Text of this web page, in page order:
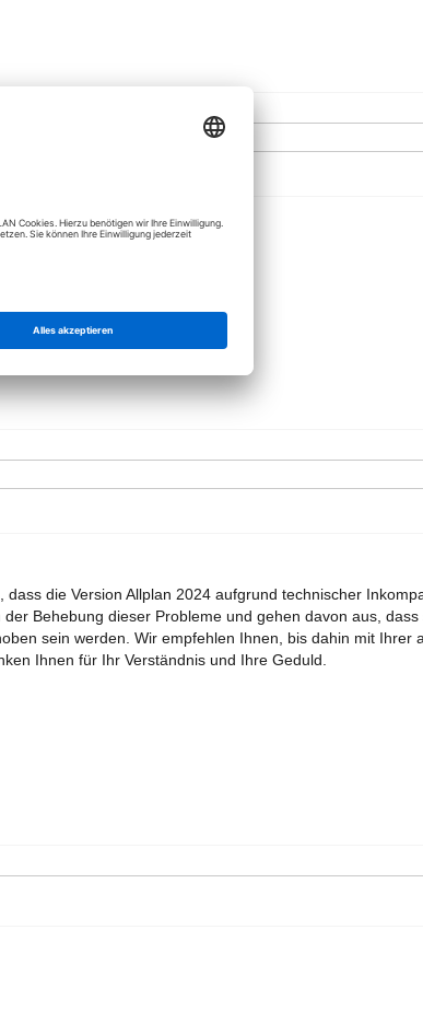
die Version Allplan 2024 aufgrund technischer
Behebung dieser Probleme und gehen davon aus, dass
sein werden. Wir empfehlen Ihnen, bis dahin mit Ihrer
Ihnen für Ihr Verständnis und Ihre Geduld.